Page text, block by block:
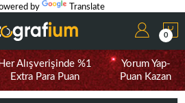
by Translate
0
Her Alışverişinde %1
Extra Para Puan
Yorum Yap-
Puan Kazan